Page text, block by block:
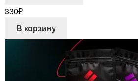
330₽
В корзину